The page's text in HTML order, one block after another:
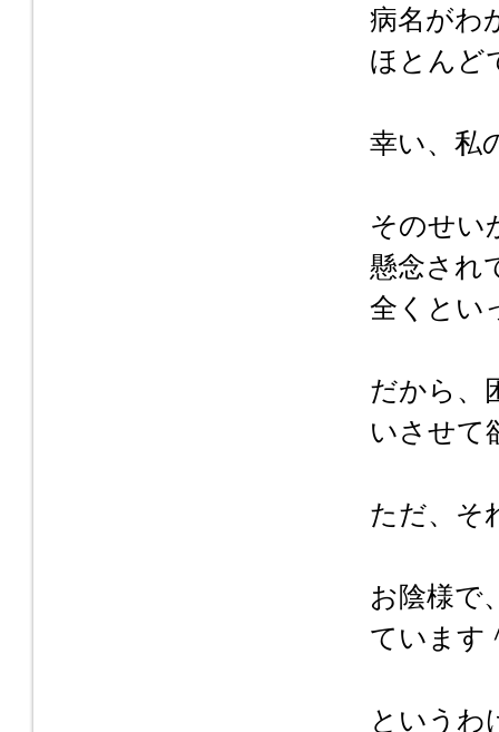
病名がわ
ほとんど
幸い、私
そのせい
懸念され
全くとい
だから、
いさせて
ただ、そ
お陰様で
ています
というわ